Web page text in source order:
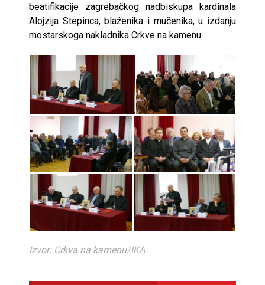
beatifikacije zagrebačkog nadbiskupa kardinala
Alojzija Stepinca, blaženika i mučenika, u izdanju
mostarskoga nakladnika Crkve na kamenu.
Izvor: Crkva na kamenu/IKA